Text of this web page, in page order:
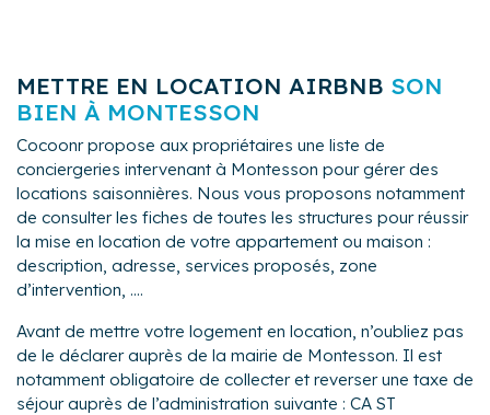
METTRE EN LOCATION AIRBNB SON
BIEN À MONTESSON
Cocoonr propose aux propriétaires une liste de
conciergeries intervenant à Montesson pour gérer des
locations saisonnières. Nous vous proposons notamment
de consulter les fiches de toutes les structures pour réussir
la mise en location de votre appartement ou maison :
description, adresse, services proposés, zone
d’intervention, ....
Avant de mettre votre logement en location, n’oubliez pas
de le déclarer auprès de la mairie de Montesson. Il est
notamment obligatoire de collecter et reverser une taxe de
séjour auprès de l’administration suivante : CA ST